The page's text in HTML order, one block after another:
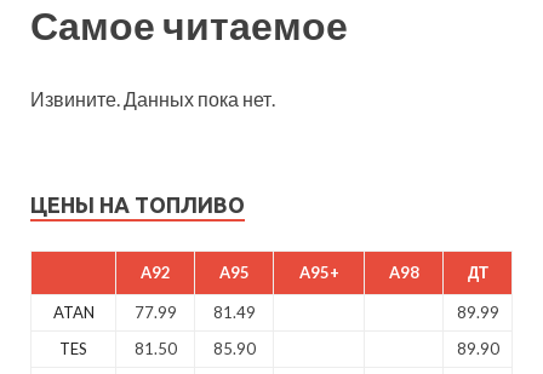
Самое читаемое
Извините. Данных пока нет.
ЦЕНЫ НА ТОПЛИВО
A92 A95 A95+ A98 ДТ
ATAN 77.99 81.49
89.99
TES
81.50 85.90
89.90